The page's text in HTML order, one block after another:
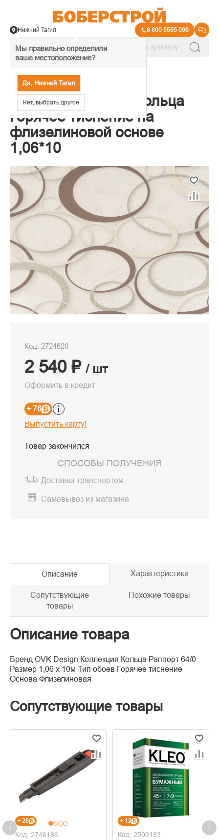
Мы правильно определили
ваше местоположение?
Да, Нижний Тагил
Нет, выбрать другое
Нижний Тагил 8 800 5555 096
Обои OVK Design Кольца
Горячее тиснение на
флизелиновой основе
1,06*10
Код: 2724620
2 540 ₽ / шт
Оформить в кредит
+ 76
Выпустить карту!
Товар закончился
СПОСОБЫ ПОЛУЧЕНИЯ
Доставка транспортом
Самовывоз из магазина
Описание Характеристики
Сопутствующие
товары
Похожие товары
Описание товара
Бренд OVK Design Коллекция Кольца Раппорт 64/0
Размер 1,06 х 10м Тип обоев Горячее тиснение
Основа Флизелиновая
Сопутствующие товары
+ 26
Код: 2746186
+ 12
Код: 2500183